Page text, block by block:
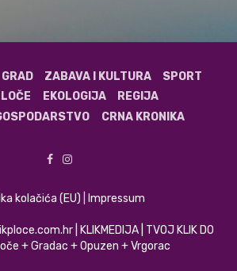
GRAD ZABAVA I KULTURA
SPORT
EKOLOGIJA
REGIJA
CRNA KRONIKA
kolačića (EU) Impressum
| KLIKMEDIJA | TVOJ KLIK DO
+ Gradac + Opuzen + Vrgorac